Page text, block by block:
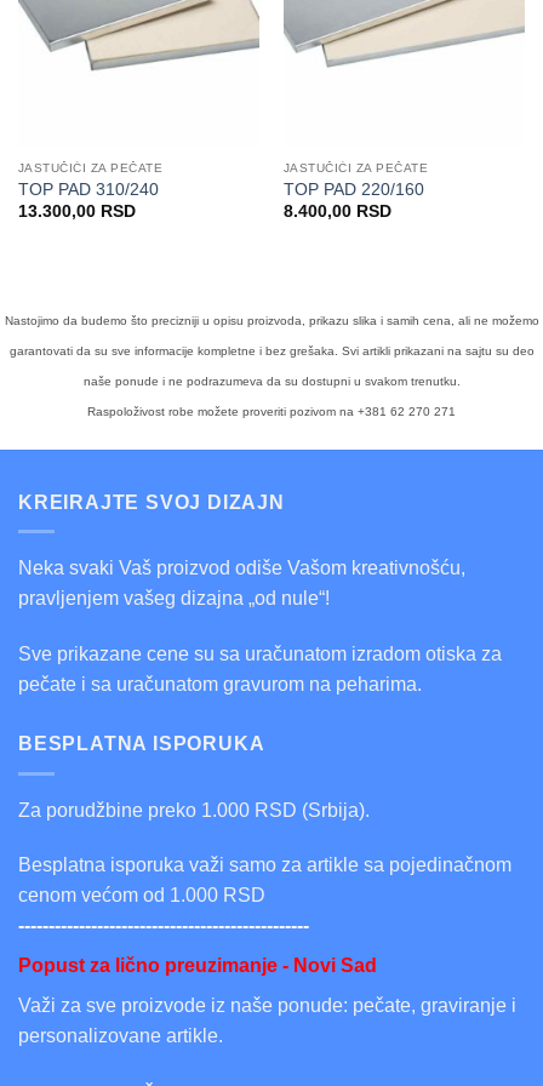
JASTUČIĆI ZA PEČATE
TOP PAD 310/240
13.300,00 RSD
JASTUČIĆI ZA PEČATE
TOP PAD 220/160
8.400,00 RSD
Nastojimo da budemo što precizniji u opisu proizvoda, prikazu slika i samih cena, ali ne možemo
garantovati da su sve informacije kompletne i bez grešaka. Svi artikli prikazani na sajtu su deo
naše ponude i ne podrazumeva da su dostupni u svakom trenutku.
Raspoloživost robe možete proveriti pozivom na +381 62 270 271
KREIRAJTE SVOJ DIZAJN
Neka svaki Vaš proizvod odiše Vašom kreativnošću,
pravljenjem vašeg dizajna „od nule“!
Sve prikazane cene su sa uračunatom izradom otiska za
pečate i sa uračunatom gravurom na peharima.
BESPLATNA ISPORUKA
Za porudžbine preko 1.000 RSD (Srbija).
Besplatna isporuka važi samo za artikle sa pojedinačnom
cenom većom od 1.000 RSD
------------------------------------------------
Popust za lično preuzimanje - Novi Sad
Važi za sve proizvode iz naše ponude: pečate, graviranje i
personalizovane artikle.